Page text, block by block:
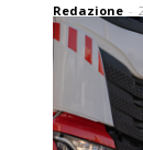
Redazione -